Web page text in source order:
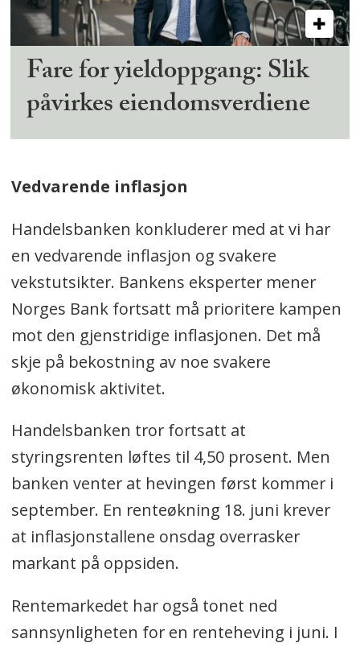
Fare for yieldoppgang: Slik
påvirkes eiendomsverdiene
Vedvarende inflasjon
Handelsbanken konkluderer med at vi har
en vedvarende inflasjon og svakere
vekstutsikter. Bankens eksperter mener
Norges Bank fortsatt må prioritere kampen
mot den gjenstridige inflasjonen. Det må
skje på bekostning av noe svakere
økonomisk aktivitet.
Handelsbanken tror fortsatt at
styringsrenten løftes til 4,50 prosent. Men
banken venter at hevingen først kommer i
september. En renteøkning 18. juni krever
at inflasjonstallene onsdag overrasker
markant på oppsiden.
Rentemarkedet har også tonet ned
sannsynligheten for en renteheving i juni. I